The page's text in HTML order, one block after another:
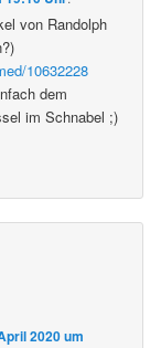
von Randolph
10632228
dem
im Schnabel ;)
2020 um